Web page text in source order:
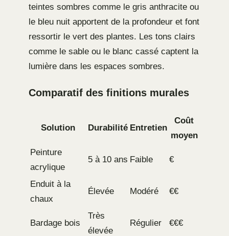
teintes sombres comme le gris anthracite ou
le bleu nuit apportent de la profondeur et font
ressortir le vert des plantes. Les tons clairs
comme le sable ou le blanc cassé captent la
lumière dans les espaces sombres.
Comparatif des finitions murales
Solution Durabilité Entretien
Coût
moyen
Peinture
acrylique
5 à 10 ans Faible €
Enduit à la
chaux
Élevée Modéré €€
Bardage bois
Très
élevée
Régulier €€€